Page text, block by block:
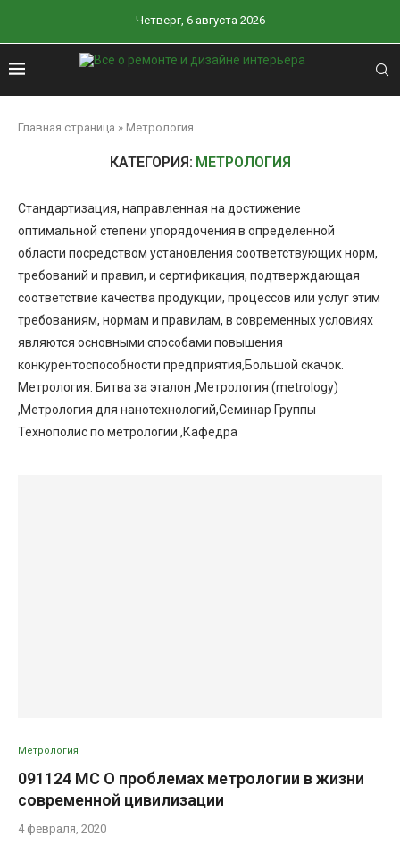
Четверг, 6 августа 2026
Главная страница » Метрология
КАТЕГОРИЯ: МЕТРОЛОГИЯ
Стандартизация, направленная на достижение
оптимальной степени упорядочения в определенной
области посредством установления соответствующих норм,
требований и правил, и сертификация, подтверждающая
соответствие качества продукции, процессов или услуг этим
требованиям, нормам и правилам, в современных условиях
являются основными способами повышения
конкурентоспособности предприятия,Большой скачок.
Метрология. Битва за эталон ,Метрология (metrology)
,Метрология для нанотехнологий,Семинар Группы
Технополис по метрологии ,Кафедра
Метрология
091124 МС О проблемах метрологии в жизни
современной цивилизации
4 февраля, 2020